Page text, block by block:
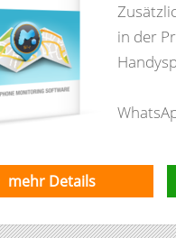
in der
mehr Details